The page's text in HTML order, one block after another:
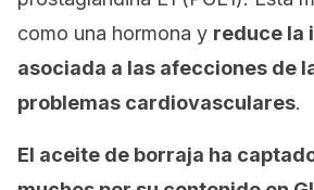
como una hormona y reduce la
asociada a las afecciones de
problemas cardiovasculares.
El aceite de borraja ha